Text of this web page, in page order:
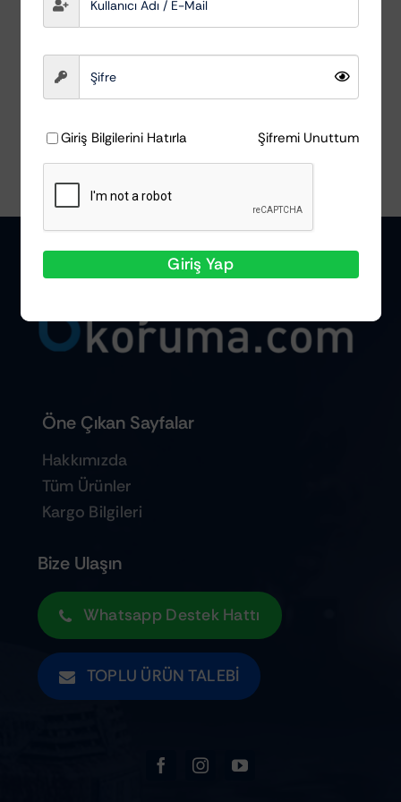
Öne Çıkan Sayfalar
Hakkımızda
Tüm Ürünler
Kargo Bilgileri
Bize Ulaşın
Whatsapp Destek Hattı
TOPLU ÜRÜN TALEBI
Giriş Bilgilerini Hatırla Şifremi Unuttum
Giriş Yap